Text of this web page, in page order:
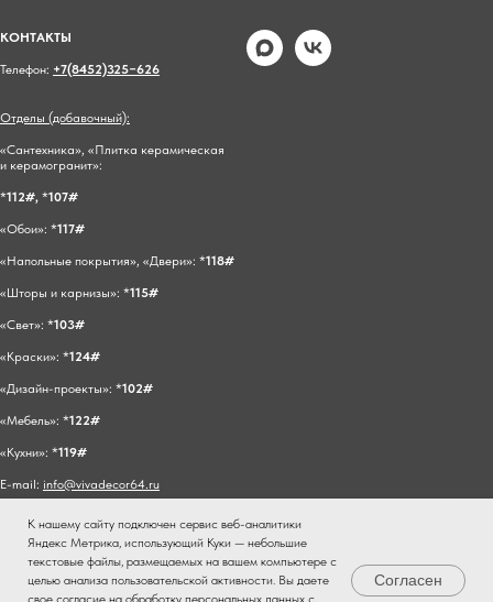
К нашему сайту подключен сервис веб-аналитики
Яндекс Метрика, использующий Куки — небольшие
текстовые файлы, размещаемых на вашем компьютере с
целью анализа пользовательской активности. Вы даете
свое согласие на обработку персональных данных с
Согласен
КОНТАКТЫ
Телефон: +7(8452)325−626
Отделы (добавочный):
«Сантехника», «Плитка керамическая
и керамогранит»:
*112#, *107#
«Обои»: *117#
«Напольные покрытия», «Двери»: *118#
«Шторы и карнизы»: *115#
«Свет»: *103#
«Краски»: *124#
«Дизайн-проекты»: *102#
«Мебель»: *122#
«Кухни»: *119#
E-mail: info@vivadecor64.ru